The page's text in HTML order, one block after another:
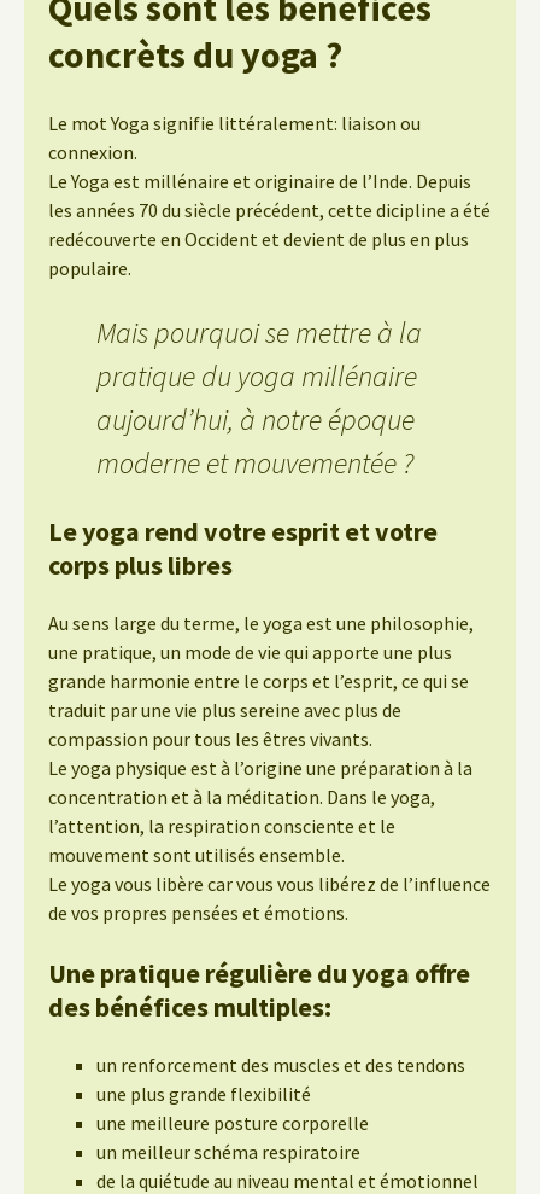
concrèts du yoga ?
Le mot Yoga signifie littéralement: liaison ou
connexion.
Le Yoga est millénaire et originaire de l’Inde. Depuis
les années 70 du siècle précédent, cette dicipline a été
redécouverte en Occident et devient de plus en plus
populaire.
Mais pourquoi se mettre à la
pratique du yoga millénaire
aujourd’hui, à notre époque
moderne et mouvementée ?
Le yoga rend votre esprit et votre
corps plus libres
Au sens large du terme, le yoga est une philosophie,
une pratique, un mode de vie qui apporte une plus
grande harmonie entre le corps et l’esprit, ce qui se
traduit par une vie plus sereine avec plus de
compassion pour tous les êtres vivants.
Le yoga physique est à l’origine une préparation à la
concentration et à la méditation. Dans le yoga,
l’attention, la respiration consciente et le
mouvement sont utilisés ensemble.
Le yoga vous libère car vous vous libérez de l’influence
de vos propres pensées et émotions.
Une pratique régulière du yoga offre
des bénéfices multiples:
un renforcement des muscles et des tendons
une plus grande flexibilité
une meilleure posture corporelle
un meilleur schéma respiratoire
de la quiétude au niveau mental et émotionnel